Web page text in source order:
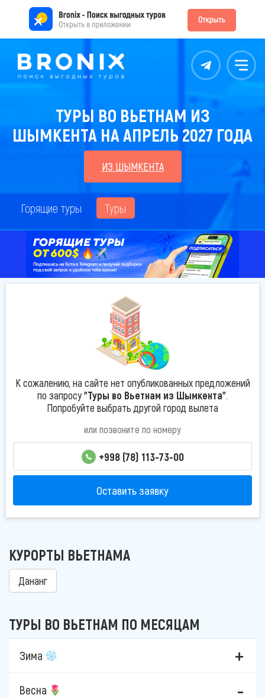
Контакты Меню
ТУРЫ ВО ВЬЕТНАМ ИЗ
ШЫМКЕНТА НА АПРЕЛЬ 2027 ГОДА
ИЗ ШЫМКЕНТА
Горящие туры Туры
К сожалению, на сайте нет опубликованных предложений
по запросу"Туры во Вьетнам из Шымкента".
Попробуйте выбрать другой город вылета
или позвоните по номеру
+998 (78) 113-73-00
Оставить заявку
КУРОРТЫ ВЬЕТНАМА
Дананг
ТУРЫ ВО ВЬЕТНАМ ПО МЕСЯЦАМ
Зима
Весна